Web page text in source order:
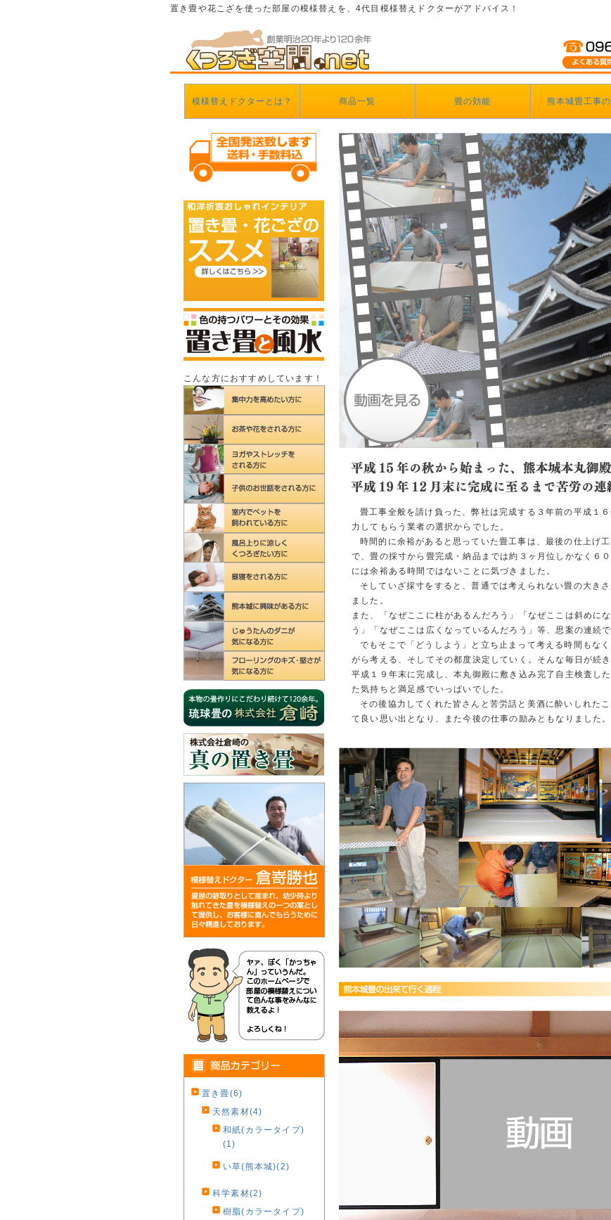
置き畳や花こざを使った部屋の模様替えを、4代目模様替えドクターがアドバイス！
模様替えドクターとは？ 商品一覧 畳の効能 熊本城畳工事
こんな方におすすめしています！
置き畳(6)
天然素材(4)
和紙(カラータイプ)
(1)
い草(熊本城)(2)
科学素材(2)
樹脂(カラータイプ)
畳工事全般を請け負った、弊社は完成する３年前の平成１
力してもらう業者の選択からでした。
時間的に余裕があると思っていた畳工事は、最後の仕上げ
で、畳の採寸から畳完成・納品までは約３ヶ月位しかなく６
には余裕ある時間ではないことに気づきました。
そしていざ採寸をすると、普通では考えられない畳の大き
ました。
また、「なぜここに柱があるんだろう」「なぜここは斜めに
う」「なぜここは広くなっているんだろう」等、思案の連続で
でもそこで「どうしよう」と立ち止まって考える時間もな
がら考える、そしてその都度決定していく。そんな毎日が続き
平成１９年末に完成し、本丸御殿に敷き込み完了自主検査し
た気持ちと満足感でいっぱいでした。
その後協力してくれた皆さんと苦労話と美酒に酔いしれた
て良い思い出となり、また今後の仕事の励みともなりました。